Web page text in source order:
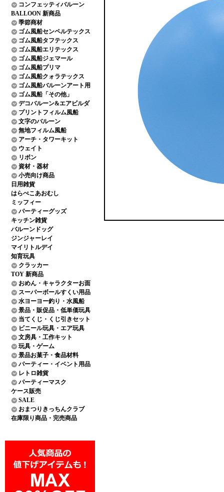
コンフェッティバルーン
BALLOON 新商品
季節商材
ゴム風船センペルテックス
ゴム風船タフテックス
ゴム風船エリテックス
ゴム風船ジェマール
ゴム風船プリマ
ゴム風船クォラテックス
ゴム風船バルーンアート用
ゴム風船「その他」
デコバルーン&エアビルダ
プリントフィルム風船
文字のバルーン
無地フィルム風船
アーチ・タワーキット
ウェイト
リボン
資材・器材
小売向け商品
日用雑貨
はらぺこあおむし
ミッフィー
パーティーグッズ
キッチン雑貨
バルーンドッグ
ジンジャーレイ
マイリトルデイ
知育玩具
クラッカー
TOY 新商品
おめん・キャラクターお面
スーパーボールすくい用品
水ヨーヨー釣り・水風船
景品・販促品・低単価玩具
当てくじ・くじ引きセット
ビニール玩具・エア玩具
文房具・工作キット
玩具・ゲーム
景品お菓子・食品材料
パーティー・イベント用品
レトロ雑貨
パーティーマスク
ケース販売
SALE
おまつりきっちんクラブ
在庫限り商品・完売商品